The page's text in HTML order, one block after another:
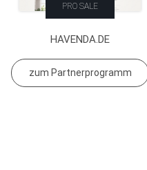
PRO SALE
HAVENDA.DE
zum Partnerprogramm